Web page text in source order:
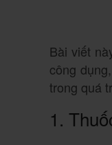
Bài viết
công
trong quá
1.